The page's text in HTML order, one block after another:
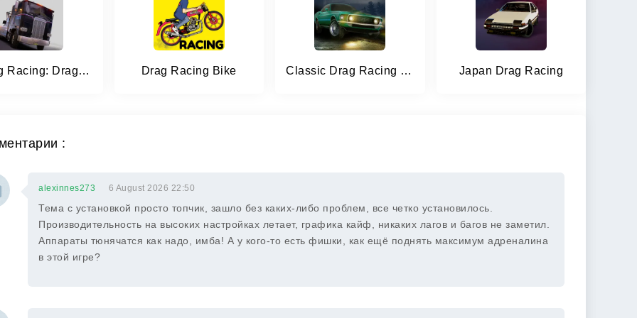
Big Rig Racing: Drag racing Drag Racing Bike Classic Drag Racing Car Game Japan Drag Racing
:
alexinnes273 6 August 2026 22:50
Тема с установкой просто топчик, зашло без каких-либо проблем, все четко установилось.
Производительность на высоких настройках летает, графика кайф, никаких лагов и багов не заметил.
Аппараты тюнячатся как надо, имба! А у кого-то есть фишки, как ещё поднять максимум адреналина
в этой игре?